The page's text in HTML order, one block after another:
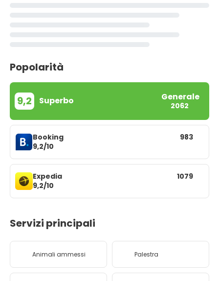
Popolarità
9,2 Superbo Generale
2062
Booking
9,2/10
983
Expedia
9,2/10
1079
Servizi principali
Animali ammessi Palestra